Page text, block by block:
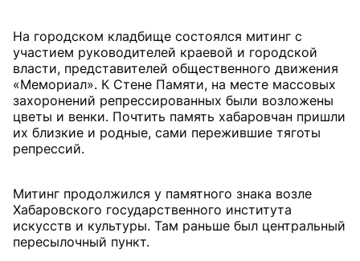
На городском кладбище состоялся митинг с
участием руководителей краевой и городской
власти, представителей общественного движения
«Мемориал». К Стене Памяти, на месте массовых
захоронений репрессированных были возложены
цветы и венки. Почтить память хабаровчан пришли
их близкие и родные, сами пережившие тяготы
репрессий.
Митинг продолжился у памятного знака возле
Хабаровского государственного института
искусств и культуры. Там раньше был центральный
пересылочный пункт.